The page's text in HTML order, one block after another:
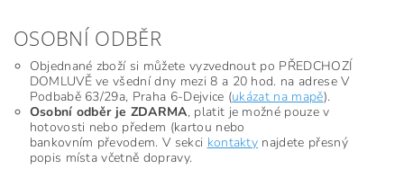
OSOBNÍ ODBĚR
Objednané zboží si můžete vyzvednout po PŘEDCHOZÍ
DOMLUVĚ ve všední dny mezi 8 a 20 hod. na adrese V
Podbabě 63/29a, Praha 6-Dejvice (ukázat na mapě).
Osobní odběr je ZDARMA, platit je možné pouze v
hotovosti nebo předem (kartou nebo
bankovním převodem. V sekci kontakty najdete přesný
popis místa včetně dopravy.